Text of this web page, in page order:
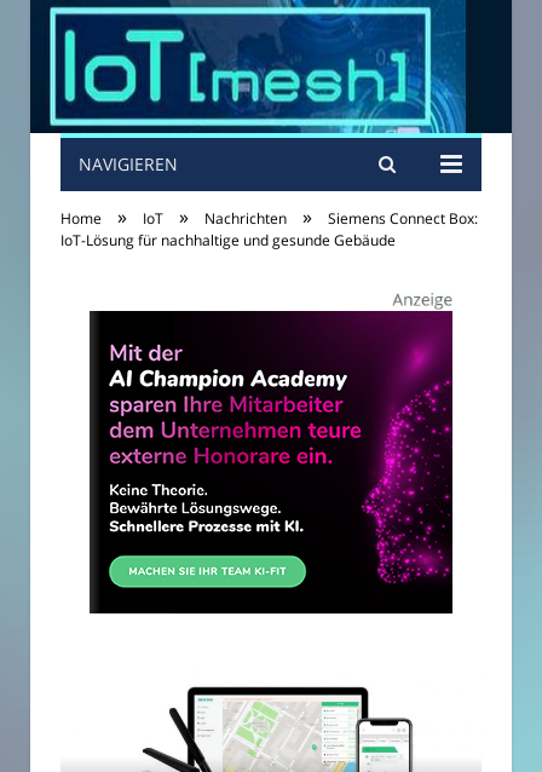
NAVIGIEREN
Home » IoT » Nachrichten »
Siemens Connect Box:
IoT-Lösung für nachhaltige und gesunde Gebäude